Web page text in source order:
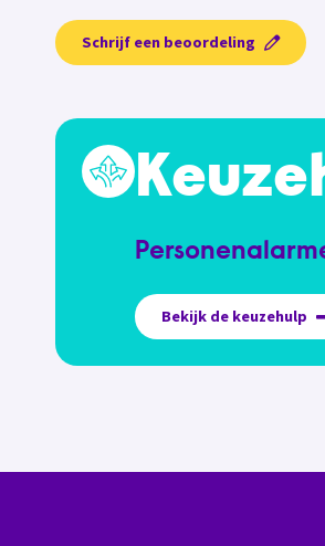
Schrijf een beoordeling
Bekijk de keuzehulp